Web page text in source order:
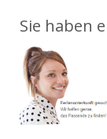
Sie haben